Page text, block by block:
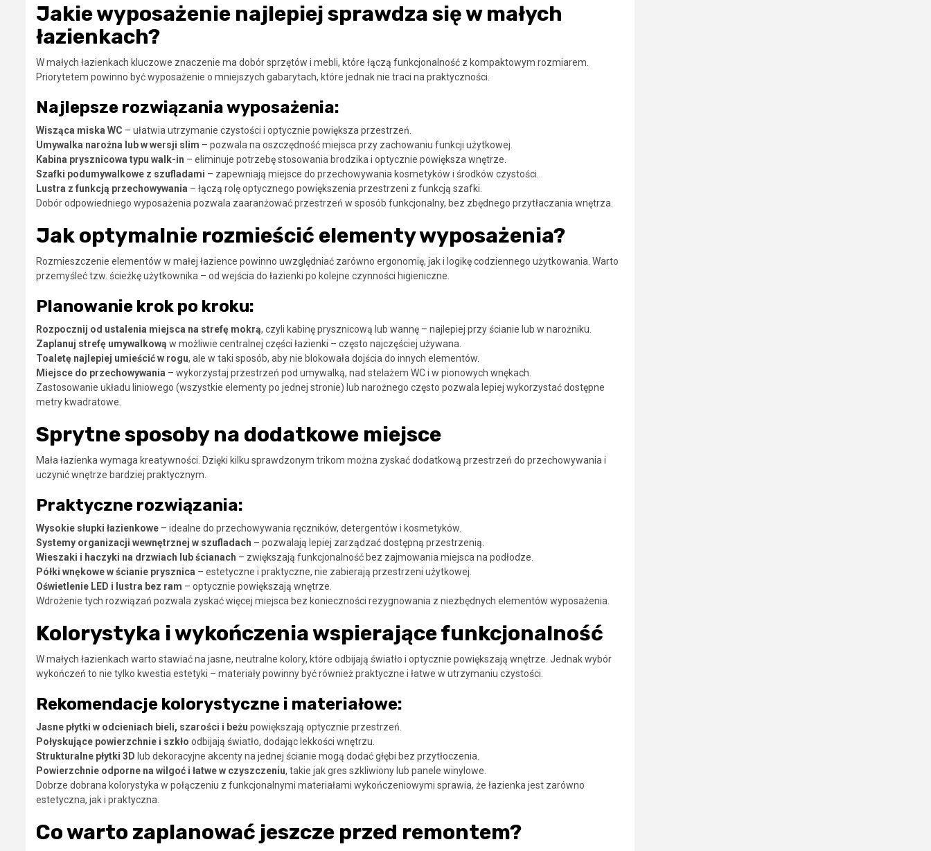
Jakie wyposażenie najlepiej sprawdza się w małych
łazienkach?
W małych łazienkach kluczowe znaczenie ma dobór sprzętów i mebli, które łączą funkcjonalność z kompaktowym rozmiarem.
Priorytetem powinno być wyposażenie o mniejszych gabarytach, które jednak nie traci na praktyczności.
Najlepsze rozwiązania wyposażenia:
Wisząca miska WC – ułatwia utrzymanie czystości i optycznie powiększa przestrzeń.
Umywalka narożna lub w wersji slim – pozwala na oszczędność miejsca przy zachowaniu funkcji użytkowej.
Kabina prysznicowa typu walk-in – eliminuje potrzebę stosowania brodzika i optycznie powiększa wnętrze.
Szafki podumywalkowe z szufladami – zapewniają miejsce do przechowywania kosmetyków i środków czystości.
Lustra z funkcją przechowywania – łączą rolę optycznego powiększenia przestrzeni z funkcją szafki.
Dobór odpowiedniego wyposażenia pozwala zaaranżować przestrzeń w sposób funkcjonalny, bez zbędnego przytłaczania wnętrza.
Jak optymalnie rozmieścić elementy wyposażenia?
Rozmieszczenie elementów w małej łazience powinno uwzględniać zarówno ergonomię, jak i logikę codziennego użytkowania. Warto
przemyśleć tzw. ścieżkę użytkownika – od wejścia do łazienki po kolejne czynności higieniczne.
Planowanie krok po kroku:
Rozpocznij od ustalenia miejsca na strefę mokrą, czyli kabinę prysznicową lub wannę – najlepiej przy ścianie lub w narożniku.
Zaplanuj strefę umywalkową w możliwie centralnej części łazienki – często najczęściej używana.
Toaletę najlepiej umieścić w rogu, ale w taki sposób, aby nie blokowała dojścia do innych elementów.
Miejsce do przechowywania – wykorzystaj przestrzeń pod umywalką, nad stelażem WC i w pionowych wnękach.
Zastosowanie układu liniowego (wszystkie elementy po jednej stronie) lub narożnego często pozwala lepiej wykorzystać dostępne
metry kwadratowe.
Sprytne sposoby na dodatkowe miejsce
Mała łazienka wymaga kreatywności. Dzięki kilku sprawdzonym trikom można zyskać dodatkową przestrzeń do przechowywania i
uczynić wnętrze bardziej praktycznym.
Praktyczne rozwiązania:
Wysokie słupki łazienkowe – idealne do przechowywania ręczników, detergentów i kosmetyków.
Systemy organizacji wewnętrznej w szufladach – pozwalają lepiej zarządzać dostępną przestrzenią.
Wieszaki i haczyki na drzwiach lub ścianach – zwiększają funkcjonalność bez zajmowania miejsca na podłodze.
Półki wnękowe w ścianie prysznica – estetyczne i praktyczne, nie zabierają przestrzeni użytkowej.
Oświetlenie LED i lustra bez ram – optycznie powiększają wnętrze.
Wdrożenie tych rozwiązań pozwala zyskać więcej miejsca bez konieczności rezygnowania z niezbędnych elementów wyposażenia.
Kolorystyka i wykończenia wspierające funkcjonalność
W małych łazienkach warto stawiać na jasne, neutralne kolory, które odbijają światło i optycznie powiększają wnętrze. Jednak wybór
wykończeń to nie tylko kwestia estetyki – materiały powinny być również praktyczne i łatwe w utrzymaniu czystości.
Rekomendacje kolorystyczne i materiałowe:
Jasne płytki w odcieniach bieli, szarości i beżu powiększają optycznie przestrzeń.
Połyskujące powierzchnie i szkło odbijają światło, dodając lekkości wnętrzu.
Strukturalne płytki 3D lub dekoracyjne akcenty na jednej ścianie mogą dodać głębi bez przytłoczenia.
Powierzchnie odporne na wilgoć i łatwe w czyszczeniu, takie jak gres szkliwiony lub panele winylowe.
Dobrze dobrana kolorystyka w połączeniu z funkcjonalnymi materiałami wykończeniowymi sprawia, że łazienka jest zarówno
estetyczna, jak i praktyczna.
Co warto zaplanować jeszcze przed remontem?